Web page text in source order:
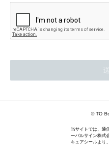
© TO
当サイトでは、通
ーバルサイン株式
キュアシールより